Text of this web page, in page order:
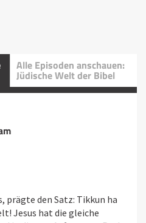
Alle Episoden anschauen:
Jüdische Welt der Bibel
prägte den Satz: Tikkun ha
Jesus hat die gleiche